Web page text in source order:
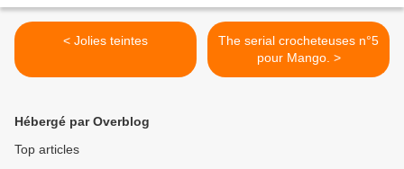
< Jolies teintes
The serial crocheteuses n°5
pour Mango. >
Hébergé par Overblog
Top articles